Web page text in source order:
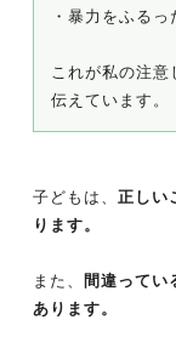
・暴力をふるっ
これが私の注意
伝えています。
子どもは、 正しい
ります。
また、
間違ってい
あります。